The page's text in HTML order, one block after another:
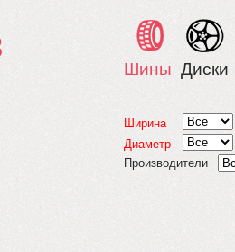
Шины Диски
Ширина
Диаметр
Производители